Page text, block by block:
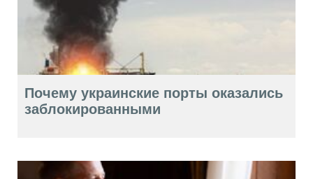
Почему украинские порты оказались
заблокированными